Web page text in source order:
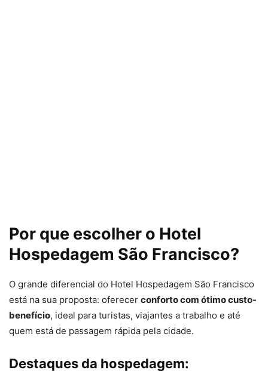
Por que escolher o Hotel
Hospedagem São Francisco?
O grande diferencial do Hotel Hospedagem São Francisco
está na sua proposta: oferecer conforto com ótimo custo-
benefício, ideal para turistas, viajantes a trabalho e até
quem está de passagem rápida pela cidade.
Destaques da hospedagem: